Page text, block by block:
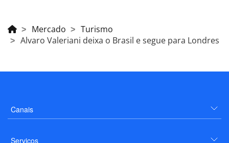
Mercado
Turismo
Alvaro Valeriani deixa o Brasil e segue para Londres
Canais
Serviços